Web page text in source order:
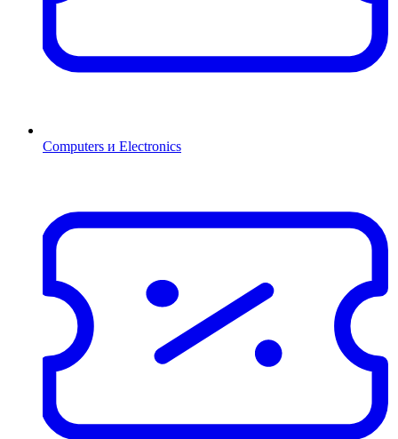
Computers и Electronics